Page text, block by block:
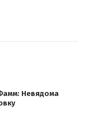
Невядома